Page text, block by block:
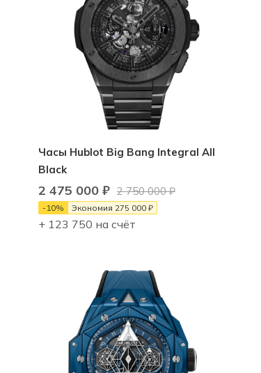
Часы Hublot Big Bang Integral All
Black
2 475 000 ₽ 2 750 000₽
-10% Экономия 275 000 ₽
+ 123 750 на счёт